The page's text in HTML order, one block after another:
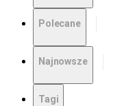
Polecane
Najnowsze
Tagi